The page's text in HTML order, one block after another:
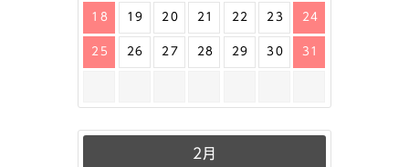
18 19 20 21 22 23 24
25 26 27 28 29 30 31
2月